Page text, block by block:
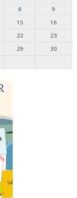
8
9
15
16
22
23
29
30